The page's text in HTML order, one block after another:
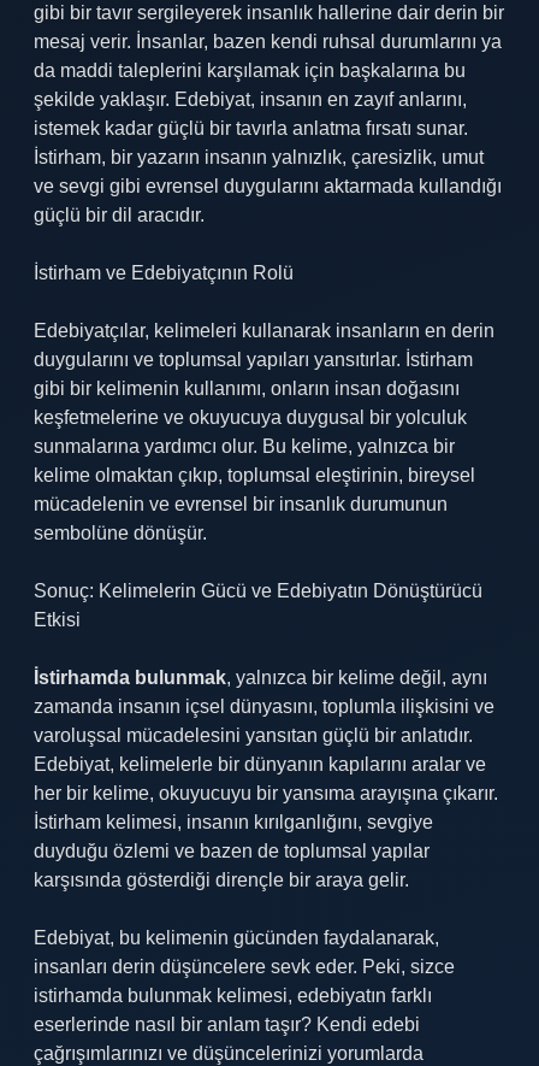
gibi bir tavır sergileyerek insanlık hallerine dair derin bir
mesaj verir. İnsanlar, bazen kendi ruhsal durumlarını ya
da maddi taleplerini karşılamak için başkalarına bu
şekilde yaklaşır. Edebiyat, insanın en zayıf anlarını,
istemek kadar güçlü bir tavırla anlatma fırsatı sunar.
İstirham, bir yazarın insanın yalnızlık, çaresizlik, umut
ve sevgi gibi evrensel duygularını aktarmada kullandığı
güçlü bir dil aracıdır.
İstirham ve Edebiyatçının Rolü
Edebiyatçılar, kelimeleri kullanarak insanların en derin
duygularını ve toplumsal yapıları yansıtırlar. İstirham
gibi bir kelimenin kullanımı, onların insan doğasını
keşfetmelerine ve okuyucuya duygusal bir yolculuk
sunmalarına yardımcı olur. Bu kelime, yalnızca bir
kelime olmaktan çıkıp, toplumsal eleştirinin, bireysel
mücadelenin ve evrensel bir insanlık durumunun
sembolüne dönüşür.
Sonuç: Kelimelerin Gücü ve Edebiyatın Dönüştürücü
Etkisi
İstirhamda bulunmak, yalnızca bir kelime değil, aynı
zamanda insanın içsel dünyasını, toplumla ilişkisini ve
varoluşsal mücadelesini yansıtan güçlü bir anlatıdır.
Edebiyat, kelimelerle bir dünyanın kapılarını aralar ve
her bir kelime, okuyucuyu bir yansıma arayışına çıkarır.
İstirham kelimesi, insanın kırılganlığını, sevgiye
duyduğu özlemi ve bazen de toplumsal yapılar
karşısında gösterdiği dirençle bir araya gelir.
Edebiyat, bu kelimenin gücünden faydalanarak,
insanları derin düşüncelere sevk eder. Peki, sizce
istirhamda bulunmak kelimesi, edebiyatın farklı
eserlerinde nasıl bir anlam taşır? Kendi edebi
çağrışımlarınızı ve düşüncelerinizi yorumlarda